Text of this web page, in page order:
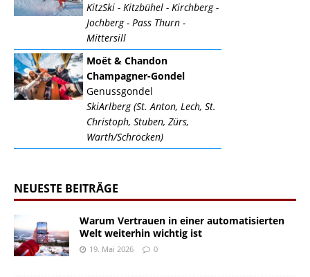
KitzSki - Kitzbühel - Kirchberg -
Jochberg - Pass Thurn -
Mittersill
Moët & Chandon
Champagner-Gondel
Genussgondel
SkiArlberg (St. Anton, Lech, St.
Christoph, Stuben, Zürs,
Warth/Schröcken)
NEUESTE BEITRÄGE
Warum Vertrauen in einer automatisierten
Welt weiterhin wichtig ist
19. Mai 2026 0